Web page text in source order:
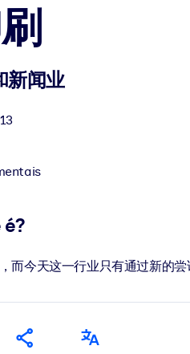
新闻业
今天这一行业只有通过新的尝